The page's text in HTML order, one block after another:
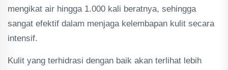
mengikat air hingga 1.000 kali beratnya, sehingga
sangat efektif dalam menjaga kelembapan kulit secara
intensif.
Kulit yang terhidrasi dengan baik akan terlihat lebih